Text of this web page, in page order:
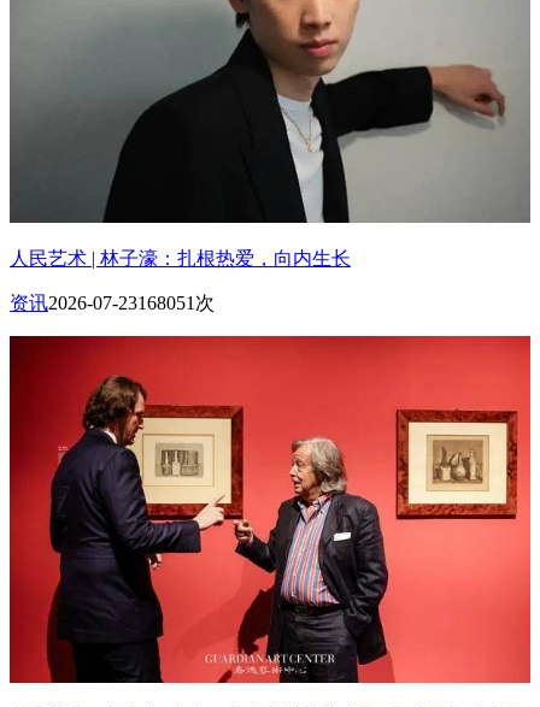
人民艺术 | 林子濠：扎根热爱，向内生长
资讯2026-07-23168051次